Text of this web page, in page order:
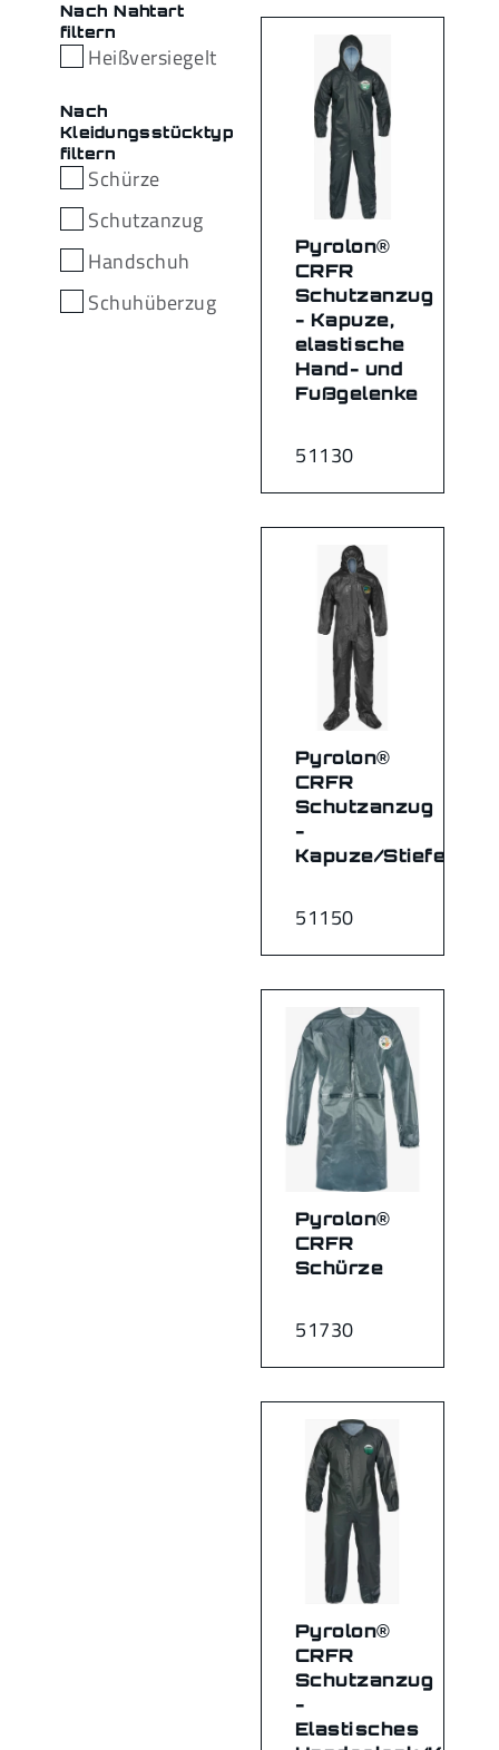
Nach Nahtart
filtern
Heißversiegelt
Nach
Kleidungsstücktyp
filtern
Schürze
Schutzanzug
Handschuh
Schuhüberzug
51130
Pyrolon®
CRFR
Schutzanzug
- Kapuze,
elastische
Hand- und
Fußgelenke
51150
Pyrolon®
CRFR
Schutzanzug
-
Kapuze/Stiefel
51730
Pyrolon®
CRFR
Schürze
Pyrolon®
CRFR
Schutzanzug
-
Elastisches